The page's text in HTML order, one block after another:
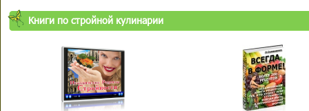
Книги по стройной кулинарии